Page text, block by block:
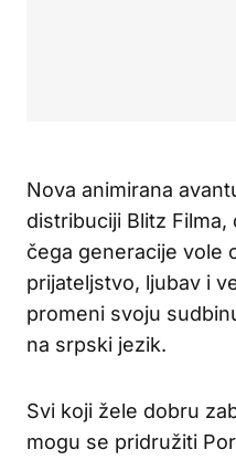
Nova animirana
distribuciji Blitz
čega generacije vole
prijateljstvo, ljubav i
promeni svoju
na srpski jezik.
Svi koji žele dobru
mogu se pridružiti